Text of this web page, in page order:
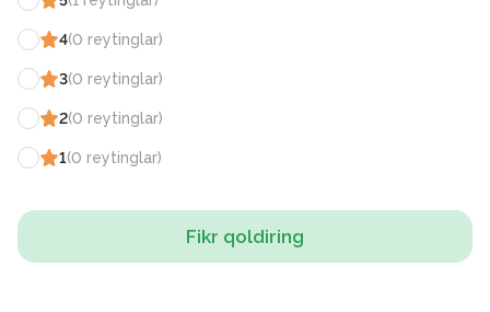
4(0 reytinglar)
3(0 reytinglar)
2(0 reytinglar)
1(0 reytinglar)
Fikr qoldiring